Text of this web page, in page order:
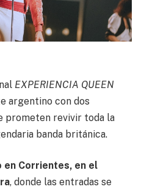
EXPERIENCIA QUEEN
argentino con dos
prometen revivir toda la
banda británica.
en Corrientes, en el
, donde las entradas se